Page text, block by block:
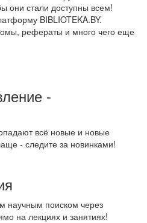
они стали доступны всем!
BIBLIOTEKA.BY.
рефераты и много чего еще
-
всё новые и новые
- следите за новинками!
научным поиском через
на лекциях и занятиях!